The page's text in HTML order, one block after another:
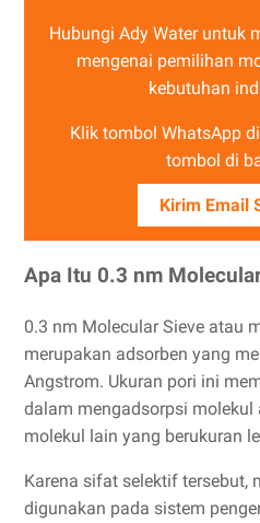
Hubungi Ady Water untuk
mengenai pemilihan
kebutuhan
Klik tombol WhatsApp
tombol di
Kirim Email
Apa Itu 0.3 nm
0.3 nm Molecular Sieve atau
merupakan adsorben yang
Angstrom. Ukuran pori ini
dalam mengadsorpsi molekul
molekul lain yang berukuran
Karena sifat selektif tersebut,
digunakan pada sistem